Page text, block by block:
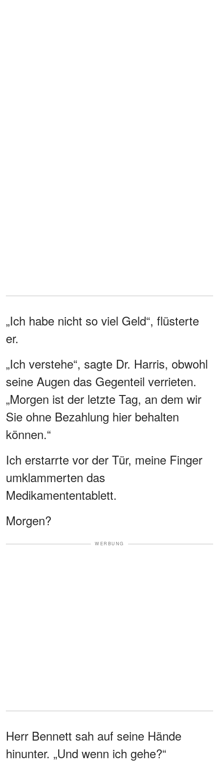
„Ich habe nicht so viel Geld“, flüsterte
er.
„Ich verstehe“, sagte Dr. Harris, obwohl
seine Augen das Gegenteil verrieten.
„Morgen ist der letzte Tag, an dem wir
Sie ohne Bezahlung hier behalten
können.“
Ich erstarrte vor der Tür, meine Finger
umklammerten das
Medikamententablett.
Morgen?
WERBUNG
Herr Bennett sah auf seine Hände
hinunter. „Und wenn ich gehe?“